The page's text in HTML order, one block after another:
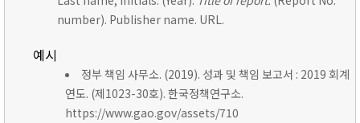
number). Publisher name. URL.
예시
정부 책임 사무소. (2019). 성과 및 책임 보고서 : 2019 회계
연도. (제1023-30호). 한국정책연구소.
https://www.gao.gov/assets/710